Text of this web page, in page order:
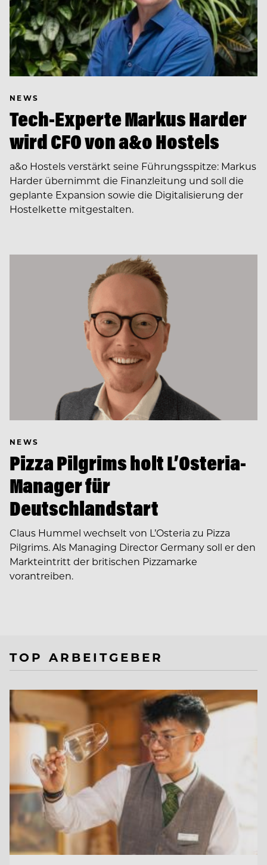
NEWS
Tech-Experte Markus Harder
wird CFO von a&o Hostels
a&o Hostels verstärkt seine Führungsspitze: Markus
Harder übernimmt die Finanzleitung und soll die
geplante Expansion sowie die Digitalisierung der
Hostelkette mitgestalten.
NEWS
Pizza Pilgrims holt L’Osteria-
Manager für
Deutschlandstart
Claus Hummel wechselt von L’Osteria zu Pizza
Pilgrims. Als Managing Director Germany soll er den
Markteintritt der britischen Pizzamarke
vorantreiben.
TOP ARBEITGEBER